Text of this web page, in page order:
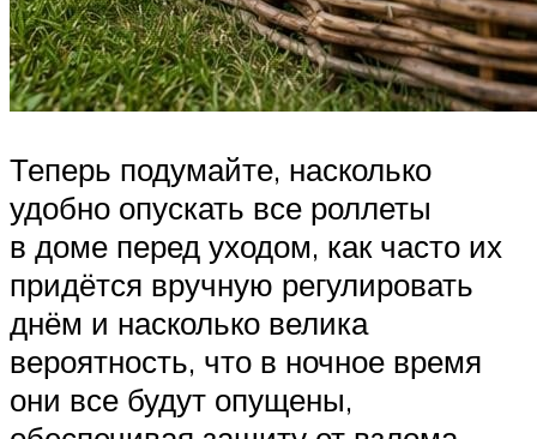
Теперь подумайте, насколько
удобно опускать все роллеты
в доме перед уходом, как часто их
придётся вручную регулировать
днём и насколько велика
вероятность, что в ночное время
они все будут опущены,